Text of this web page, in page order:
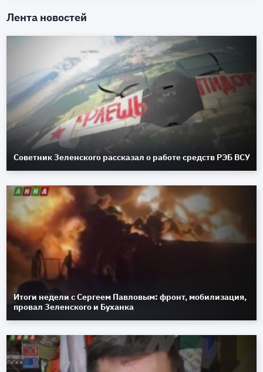
Лента новостей
Советник Зеленского рассказал о работе средств РЭБ ВСУ
Итоги недели с Сергеем Павловым: фронт, мобилизация,
провал Зеленского и Буханка